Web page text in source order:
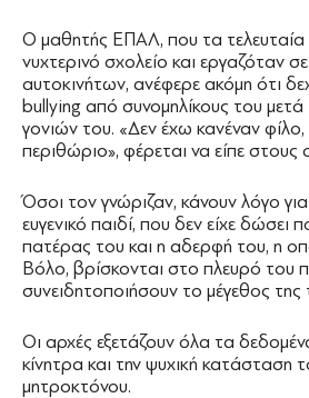
Ο μαθητής ΕΠΑΛ, που τα τελευταία
νυχτερινό σχολείο και εργαζόταν
αυτοκινήτων, ανέφερε ακόμη ότι
bullying από συνομηλίκους του μετά
γονιών του. «Δεν έχω κανέναν
περιθώριο», φέρεται να είπε στους
Όσοι τον γνώριζαν, κάνουν λόγο
ευγενικό παιδί, που δεν είχε δώσει
πατέρας του και η αδερφή του, η
Βόλο, βρίσκονται στο πλευρό
συνειδητοποιήσουν το μέγεθος
Οι αρχές εξετάζουν όλα τα
κίνητρα και την ψυχική κατάσταση
μητροκτόνου.